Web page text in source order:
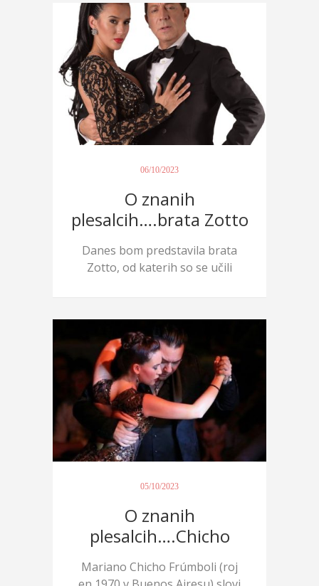
06/10/2023
O znanih
plesalcih….brata Zotto
Danes bom predstavila brata
Zotto, od katerih so se učili
05/10/2023
O znanih
plesalcih….Chicho
Mariano Chicho Frúmboli (roj